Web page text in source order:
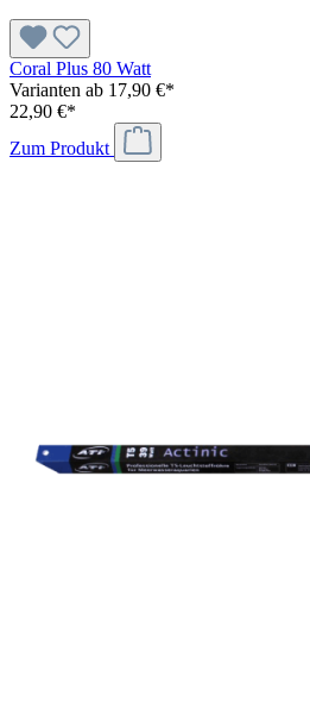
Coral Plus 80 Watt
Varianten ab 17,90 €*
22,90 €*
Zum Produkt